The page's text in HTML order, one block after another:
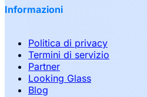
Informazioni
Politica di privacy
Termini di servizio
Partner
Looking Glass
Blog